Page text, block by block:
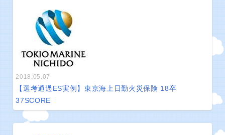
2018.05.07
【選考通過ES実例】東京海上日勤火災保険 18卒
37SCORE